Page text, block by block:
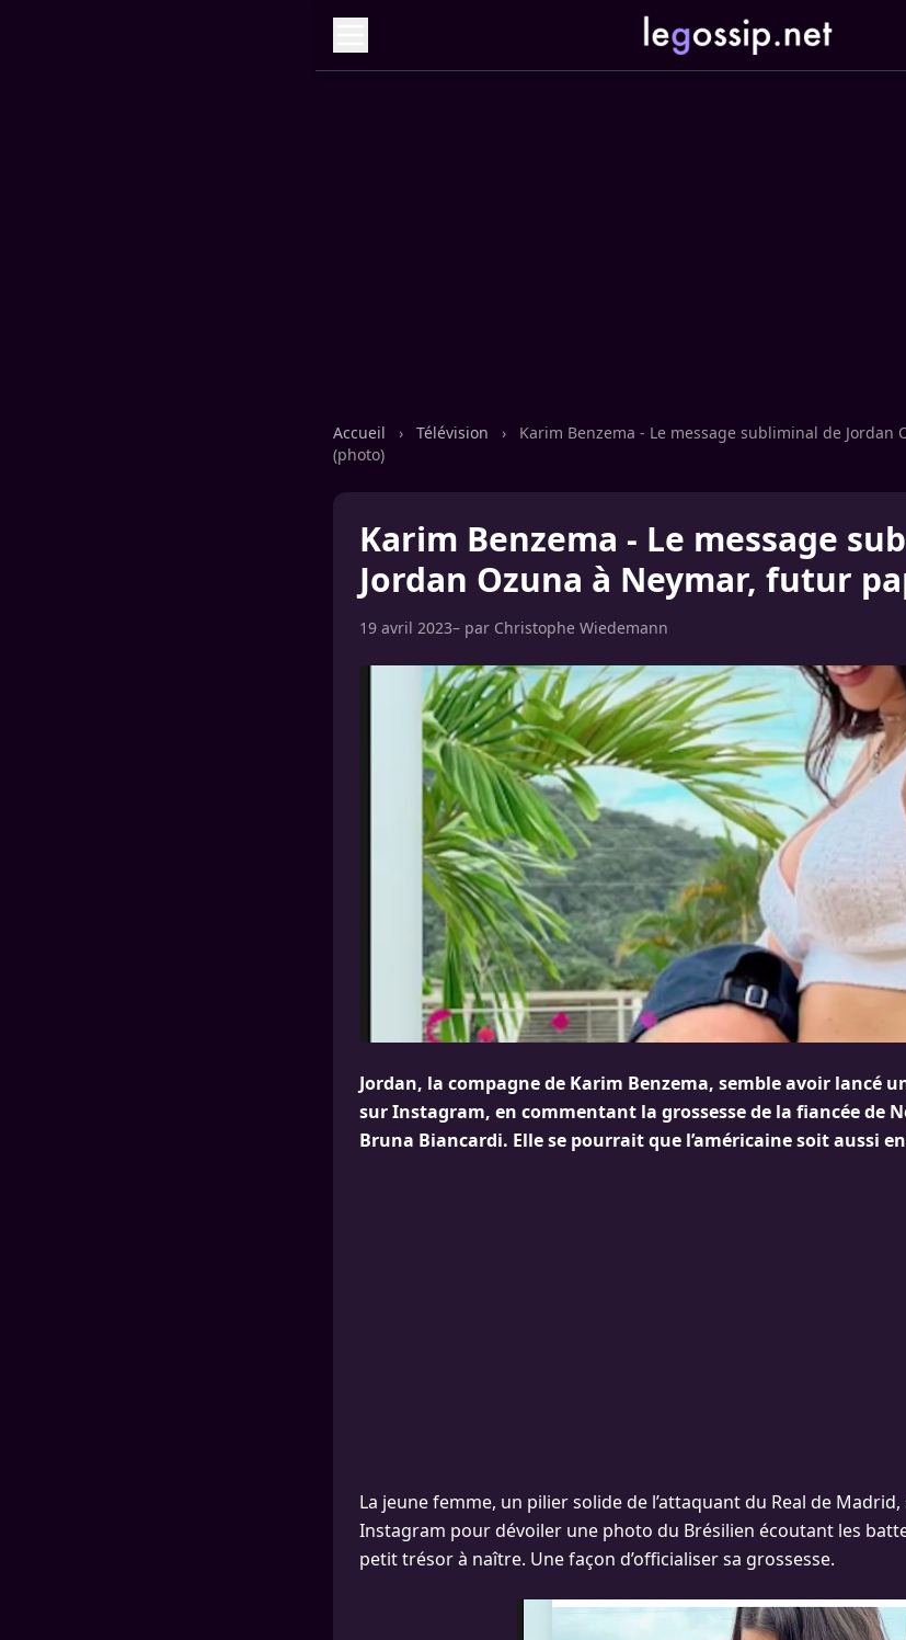
Accueil › Télévision ›
Karim Benzema - Le message subliminal de Jordan
(photo)
Karim Benzema - Le message
Jordan Ozuna à Neymar, futur
19 avril 2023– par Christophe Wiedemann
Jordan, la compagne de Karim Benzema, semble avoir lancé
sur Instagram, en commentant la grossesse de la fiancée de
Bruna Biancardi. Elle se pourrait que l’américaine soit aussi
La jeune femme, un pilier solide de l’attaquant du Real de Madrid,
Instagram pour dévoiler une photo du Brésilien écoutant les
petit trésor à naître. Une façon d’officialiser sa grossesse.